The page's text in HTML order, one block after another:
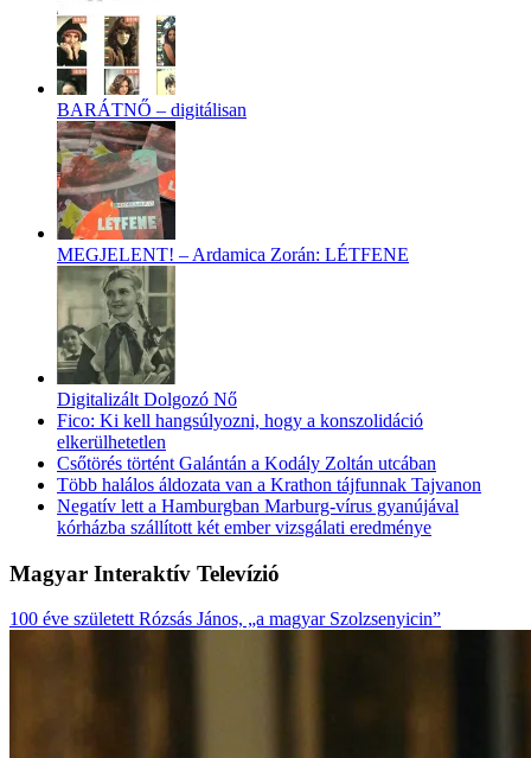
BARÁTNŐ – digitálisan
MEGJELENT! – Ardamica Zorán: LÉTFENE
Digitalizált Dolgozó Nő
Fico: Ki kell hangsúlyozni, hogy a konszolidáció
elkerülhetetlen
Csőtörés történt Galántán a Kodály Zoltán utcában
Több halálos áldozata van a Krathon tájfunnak Tajvanon
Negatív lett a Hamburgban Marburg-vírus gyanújával
kórházba szállított két ember vizsgálati eredménye
Magyar Interaktív Televízió
100 éve született Rózsás János, „a magyar Szolzsenyicin”